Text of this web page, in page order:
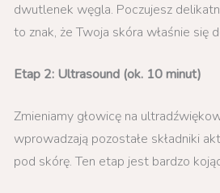
dwutlenek węgla. Poczujesz
to znak, że Twoja skóra właśnie się
Etap 2: Ultrasound (ok. 10 minut)
Zmieniamy głowicę na
wprowadzają pozostałe składniki
pod skórę. Ten etap jest bardzo